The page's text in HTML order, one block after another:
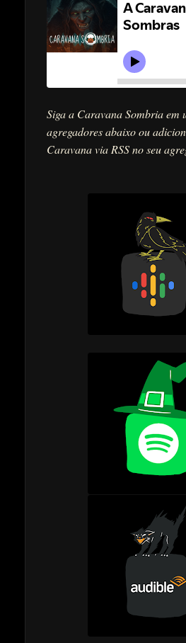
Siga a Caravana Sombria em
agregadores abaixo ou
Caravana via RSS no seu